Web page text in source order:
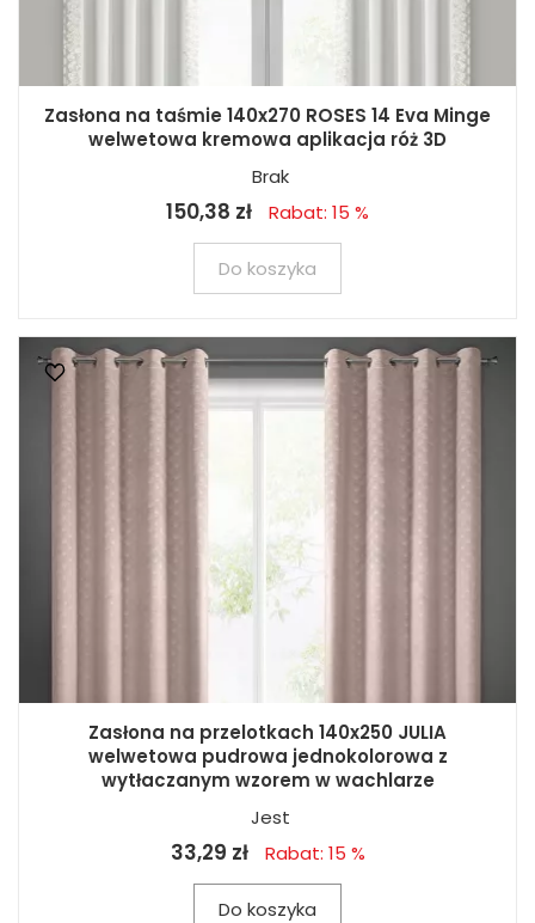
Zasłona na taśmie 140x270 ROSES 14 Eva Minge
welwetowa kremowa aplikacja róż 3D
Brak
150,38 zł Rabat: 15 %
Do koszyka
Zasłona na przelotkach 140x250 JULIA
welwetowa pudrowa jednokolorowa z
wytłaczanym wzorem w wachlarze
Jest
33,29 zł Rabat: 15 %
Do koszyka